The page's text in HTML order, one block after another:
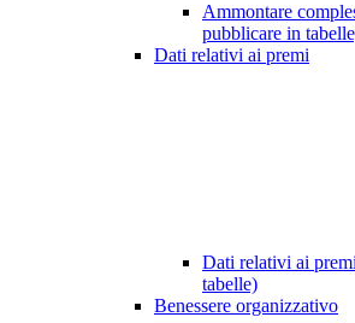
Ammontare
pubblicare in
Dati relativi ai premi
Dati relativi ai
tabelle)
Benessere organizzativo